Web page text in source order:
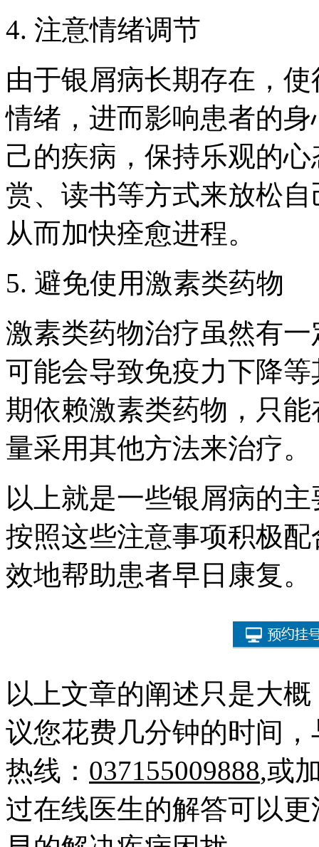
4. 注意情绪调节
由于银屑病长期存在，
情绪，进而影响患者的
己的疾病，保持乐观的
赏、读书等方式来放松
从而加快痊愈进程。
5. 避免使用激素类药物
激素类药物治疗虽然有
可能会导致免疫力下降
期依赖激素类药物，只
量采用其他方法来治疗。
以上就是一些银屑病的
按照这些注意事项积极
效地帮助患者早日康复。
以上文章的阐述只是大
议您花费几分钟的时间，
热线： 037155009888,或
过在线医生的解答可以